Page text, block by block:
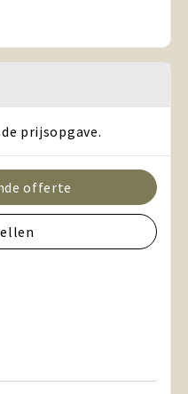
prijsopgave.
offerte